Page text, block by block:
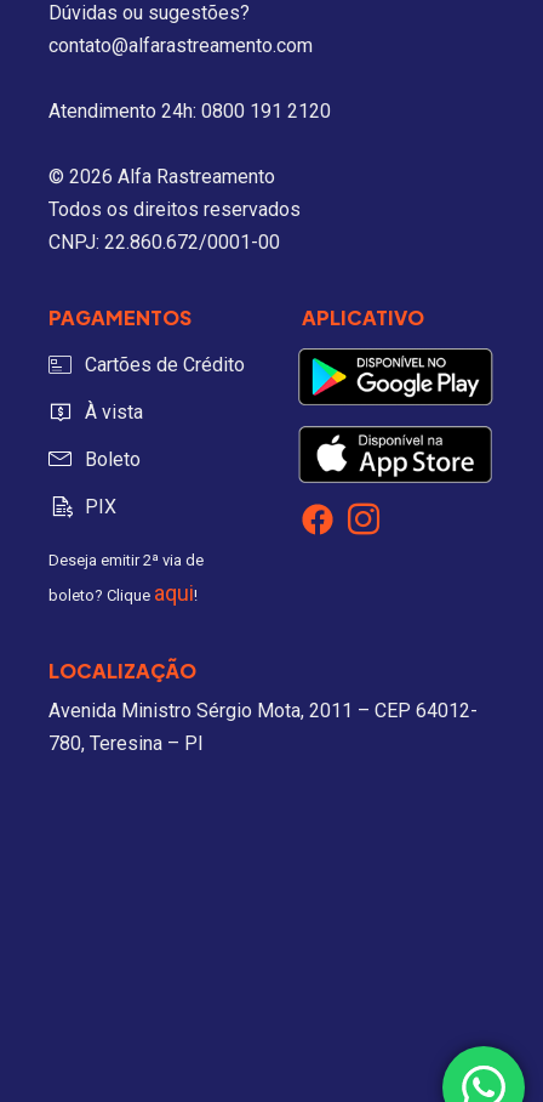
Dúvidas ou sugestões?
contato@alfarastreamento.com
Atendimento 24h: 0800 191 2120
© 2026 Alfa Rastreamento
Todos os direitos reservados
CNPJ: 22.860.672/0001-00
PAGAMENTOS
Cartões de Crédito
À vista
Boleto
PIX
Deseja emitir 2ª via de
boleto? Clique aqui!
APLICATIVO
LOCALIZAÇÃO
Avenida Ministro Sérgio Mota, 2011 – CEP 64012-
780, Teresina – PI